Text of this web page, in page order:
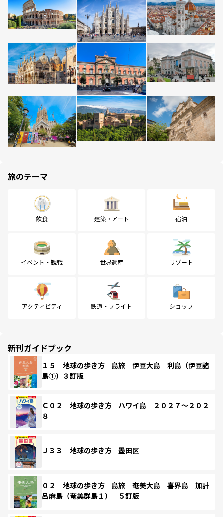
旅のテーマ
飲食 建築・アート 宿泊
イベント・観戦 世界遺産 リゾート
アクティビティ 鉄道・フライト ショップ
新刊ガイドブック
１５ 地球の歩き方 島旅 伊豆大島 利島（伊豆諸
島①）３訂版
Ｃ０２ 地球の歩き方 ハワイ島 ２０２７～２０２
８
Ｊ３３ 地球の歩き方 墨田区
０２ 地球の歩き方 島旅 奄美大島 喜界島 加計
呂麻島（奄美群島１） ５訂版